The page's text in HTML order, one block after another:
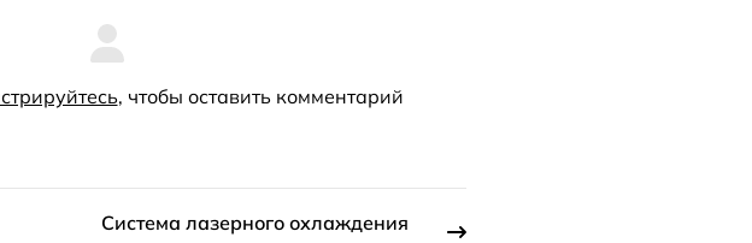
, чтобы оставить комментарий
Система лазерного охлаждения